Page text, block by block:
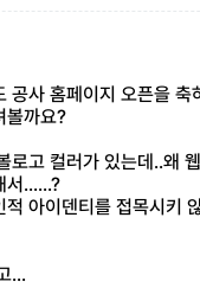
공사 홈페이지 오픈을 축
볼까요?
로고 컬러가 있는데..왜
서......?
적 아이덴티를 접목시키
...